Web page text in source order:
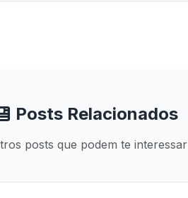
Posts Relacionados
posts que podem te interessar